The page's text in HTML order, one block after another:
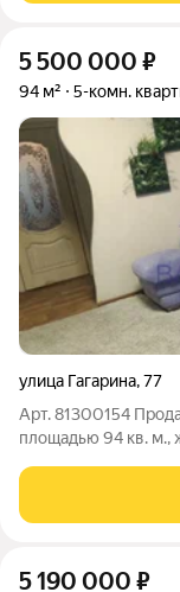
5 500 000 ₽
94 м² 5-комн.
улица Гагарина,77
Арт. 81300154
площадью 94 кв. м.,
Быстрый выход на
приобрести.
5 190 000 ₽